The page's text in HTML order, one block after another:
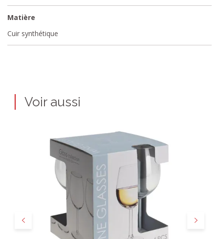
Matière
Cuir synthétique
Voir aussi
Précédent Suivant